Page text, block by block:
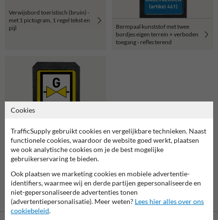
Verwijsbord toeristisch (bruin) -
met 1 pictogram, 1 regel tekst en
pijl
Bermpaal kunststof met twee
bordjes eigen terrein + verboden
toegang - reflecterend
Aanwijspaal gas hoofdafsluiter -
Cookies
TrafficSupply gebruikt cookies en vergelijkbare technieken. Naast
functionele cookies, waardoor de website goed werkt, plaatsen
we ook analytische cookies om je de best mogelijke
gebruikerservaring te bieden.
Ook plaatsen we marketing cookies en mobiele advertentie-
identifiers, waarmee wij en derde partijen gepersonaliseerde en
niet-gepersonaliseerde advertenties tonen
(advertentiepersonalisatie). Meer weten? Lees hier alles over ons
cookiebeleid.